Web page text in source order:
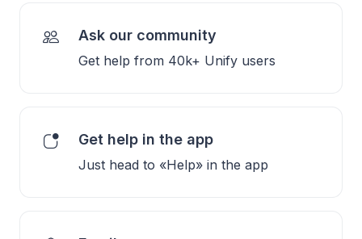
Ask our community
Get help from 40k+ Unify users
Get help in the app
Just head to «Help» in the app